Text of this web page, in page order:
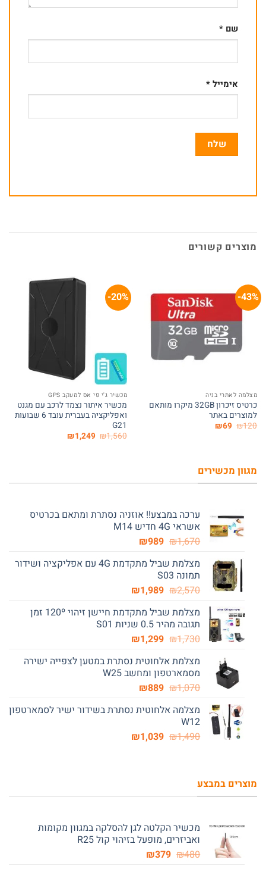
שם *
אימייל*
מוצרים קשורים
43%-
מצלמה לאתרי בניה
כרטיס זיכרון 32GB מיקרו מותאם
למוצרים באתר
₪120 המחיר
₪69 המחיר
20%-
מכשיר ג'י פי אס למעקב GPS
מכשיר איתור נצמד לרכב עם מגנט
ואפליקציה בעברית עובד 6 שבועות
G21
₪1,560 המחיר
המקורי
₪1,249 המחיר
מגוון מכשירים
ערכה במבצע!! אוזניה נסתרת ומתאם בכרטיס
אשראי 4G חדיש M14
₪1,670
המחיר
היה:
₪1,670.
₪989 המחיר
הוא:
מצלמת שביל מתקדמת 4G עם אפליקציה ושידור
תמונה S03
₪2,570
המחיר
היה:
₪2,570.
₪1,989
המחיר
הוא:
₪1,989.
מצלמת שביל מתקדמת חיישן זיהוי 120º זמן
תגובה מהיר 0.5 שניות S01
₪1,730
המחיר
היה:
₪1,730.
₪1,299
המחיר
הוא:
₪1,299.
מצלמת אלחוטית נסתרת במטען לצפייה ישירה
מסמארטפון ומחשב W25
₪1,070
המחיר
היה:
₪889 המחיר
הוא:
מצלמה אלחוטית נסתרת בשידור ישיר לסמארטפון
W12
₪1,490
המחיר₪1,039
המחיר
מוצרים במבצע
מכשיר הקלטה לגן להסלקה במגוון מקומות
ואביזרים, מופעל בזיהוי קול R25
₪480
המחיר
₪379 המחיר